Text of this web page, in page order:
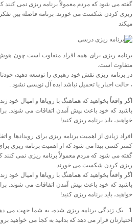
گفته می شود که مردم معمولاً برنامه ریزی نمی کنند
ریزی کردن شکست می خورند. برنامه فاصله بین
میکند
برنامه ریزی برای همه افراد متفاوت است چون
متفاوت است.
در برنامه ریزی نقش خود رهبری را توسعه دهید،
، حالت اجبار یا تحمیل نباشد ایده آل نویسی نشود .
اگر واقعاً بخواهید که هماهنگ با رویاها و امیال خود
باشید که خود باعث پیش آمدن اتفاقات می شوند.
خواهید، باید برنامه ریزی کنید!
افراد زیادی از اهمیت برنامه ریزی برای رویدادها و
کمتر کسی پیدا می شود که از اهمیت برنامه ریزی
گفته می شود که مردم معمولاً برنامه ریزی نمی کنند
ریزی کردن شکست می خورند.
اگر واقعاً بخواهید که هماهنگ با رویاها و امیال خود
باشید که خود باعث پیش آمدن اتفاقات می شوند.
خواهید، باید برنامه ریزی کنید!
1. یک زندگی برنامه ریزی شده، به شما جهت می
اختیارتان قرار می دهد که بدانید به کجا می خواهید